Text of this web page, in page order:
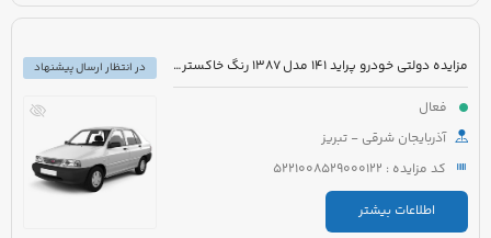
مزایده دولتی خودرو پراید 141 مدل 1387 رنگ خاکستری متالیک
فعال
آذربایجان شرقی - تبریز
کد مزایده : 5221008529000122
اطلاعات بیشتر
در انتظار ارسال پیشنهاد